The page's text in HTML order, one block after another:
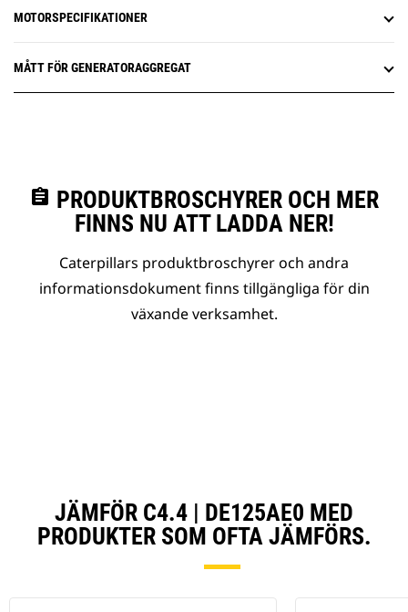
MOTORSPECIFIKATIONER
MÅTT FÖR GENERATORAGGREGAT
assignment PRODUKTBROSCHYRER OCH MER
FINNS NU ATT LADDA NER!
Caterpillars produktbroschyrer och andra
informationsdokument finns tillgängliga för din
växande verksamhet.
JÄMFÖR C4.4 | DE125AE0 MED
PRODUKTER SOM OFTA JÄMFÖRS.